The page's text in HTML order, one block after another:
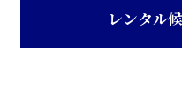
五
レンタル